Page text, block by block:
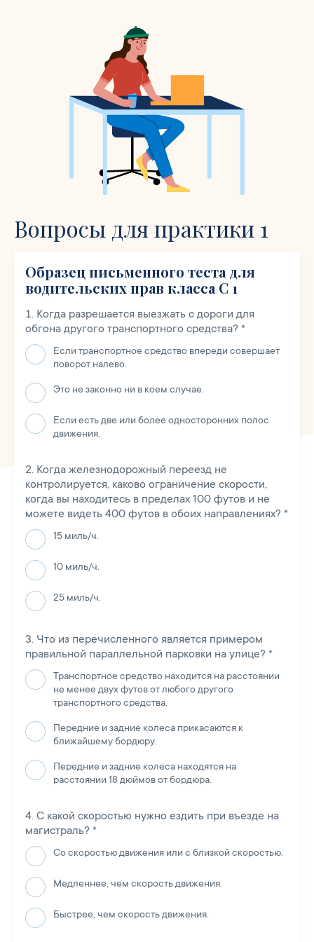
Вопросы для практики 1
Образец письменного теста для
водительских прав класса C 1
Когда разрешается выезжать с дороги для
обгона другого транспортного средства? *
Если транспортное средство впереди совершает
поворот налево.
Это не законно ни в коем случае.
Если есть две или более односторонних полос
движения.
Когда железнодорожный переезд не
контролируется, каково ограничение скорости,
когда вы находитесь в пределах 100 футов и не
можете видеть 400 футов в обоих направлениях? *
15 миль/ч.
10 миль/ч.
25 миль/ч.
Что из перечисленного является примером
правильной параллельной парковки на улице? *
Транспортное средство находится на расстоянии
не менее двух футов от любого другого
транспортного средства.
Передние и задние колеса прикасаются к
ближайшему бордюру.
Передние и задние колеса находятся на
расстоянии 18 дюймов от бордюра.
С какой скоростью нужно ездить при въезде на
магистраль? *
Со скоростью движения или с близкой скоростью.
Медленнее, чем скорость движения.
Быстрее, чем скорость движения.